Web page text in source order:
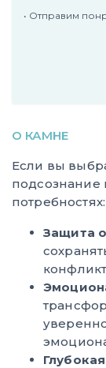
• Отправим
О КАМНЕ
Если вы
подсознание
потребностях:
Защита